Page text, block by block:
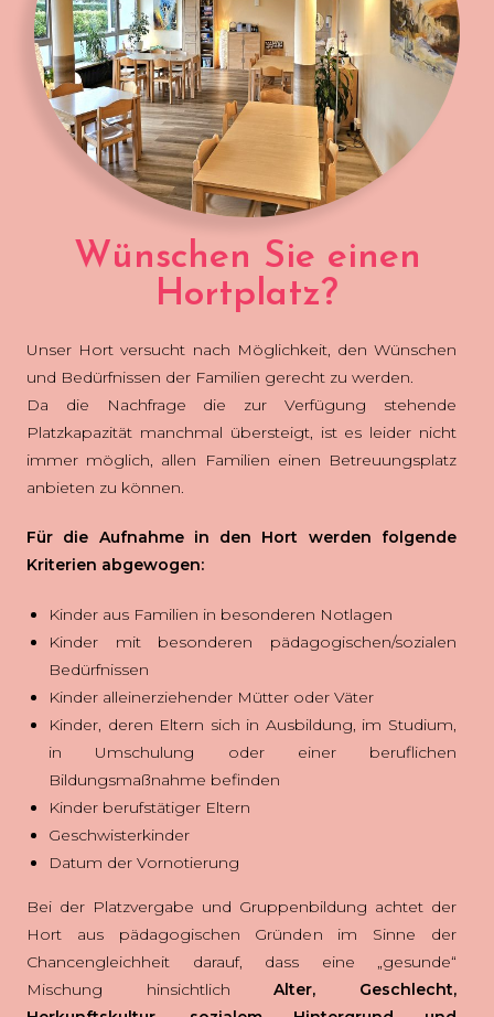
Wünschen Sie einen
Hortplatz?
Unser Hort versucht nach Möglichkeit, den Wünschen
und Bedürfnissen der Familien gerecht zu werden.
Da die Nachfrage die zur Verfügung stehende
Platzkapazität manchmal übersteigt, ist es leider nicht
immer möglich, allen Familien einen Betreuungsplatz
anbieten zu können.
Für die Aufnahme in den Hort werden folgende
Kriterien abgewogen:
Kinder aus Familien in besonderen Notlagen
Kinder mit besonderen pädagogischen/sozialen
Bedürfnissen
Kinder alleinerziehender Mütter oder Väter
Kinder, deren Eltern sich in Ausbildung, im Studium,
in Umschulung oder einer beruflichen
Bildungsmaßnahme befinden
Kinder berufstätiger Eltern
Geschwisterkinder
Datum der Vornotierung
Bei der Platzvergabe und Gruppenbildung achtet der
Hort aus pädagogischen Gründen im Sinne der
Chancengleichheit darauf, dass eine „gesunde“
Mischung hinsichtlichAlter, Geschlecht,